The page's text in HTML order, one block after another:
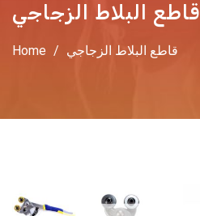
قاطع البلاط الزجاجي
Home / قاطع البلاط الزجاجي